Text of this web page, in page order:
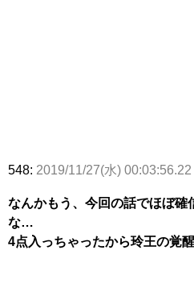
548: 2019/11/27(水) 00:03:56.22
なんかもう、今回の話でほぼ確
な…
4点入っちゃったから玲王の覚